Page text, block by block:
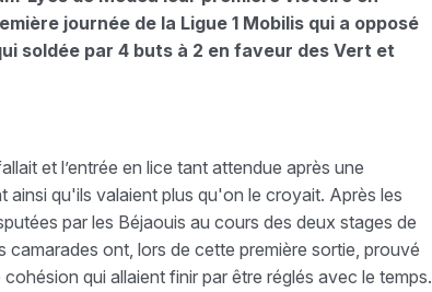
journée de la Ligue 1 Mobilis qui a opposé
soldée par 4 buts à 2 en faveur des Vert et
et l’entrée en lice tant attendue après une
qu'ils valaient plus qu'on le croyait. Après les
par les Béjaouis au cours des deux stages de
camarades ont, lors de cette première sortie, prouvé
qui allaient finir par être réglés avec le temps.